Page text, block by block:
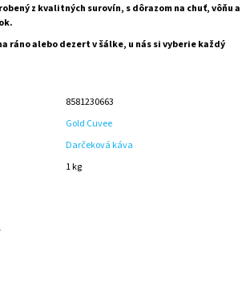
z kvalitných surovín, s dôrazom na chuť, vôňu a
ráno alebo dezert v šálke, u nás si vyberie každý
8581230663
Gold Cuvee
Darčeková káva
1 kg